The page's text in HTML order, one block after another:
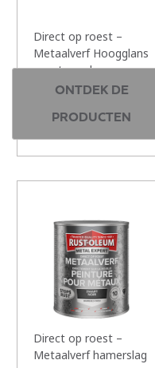
Direct op roest –
Metaalverf Hoogglans
– watergedragen
kleuren
ONTDEK DE
PRODUCTEN
Direct op roest –
Metaalverf hamerslag